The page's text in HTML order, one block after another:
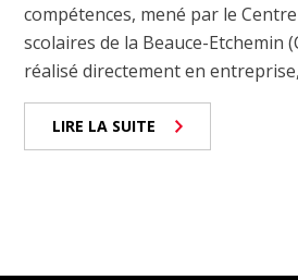
compétences, mené par le
scolaires de la Beauce-Etchemin
réalisé directement en entreprise,
LIRE LA SUITE